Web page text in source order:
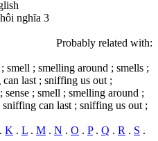
nghĩa 3
Probably related with:
smell ; smelling around ; smells ;
last ; sniffing us out ;
sense ; smell ; smelling around ;
can last ; sniffing us out ;
. K . L . M . N . O . P. Q . R . S .